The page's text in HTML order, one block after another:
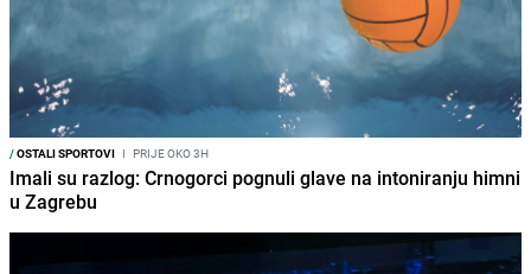
/OSTALI SPORTOVI I PRIJE OKO 3H
Imali su razlog: Crnogorci pognuli glave na intoniranju himni
u Zagrebu